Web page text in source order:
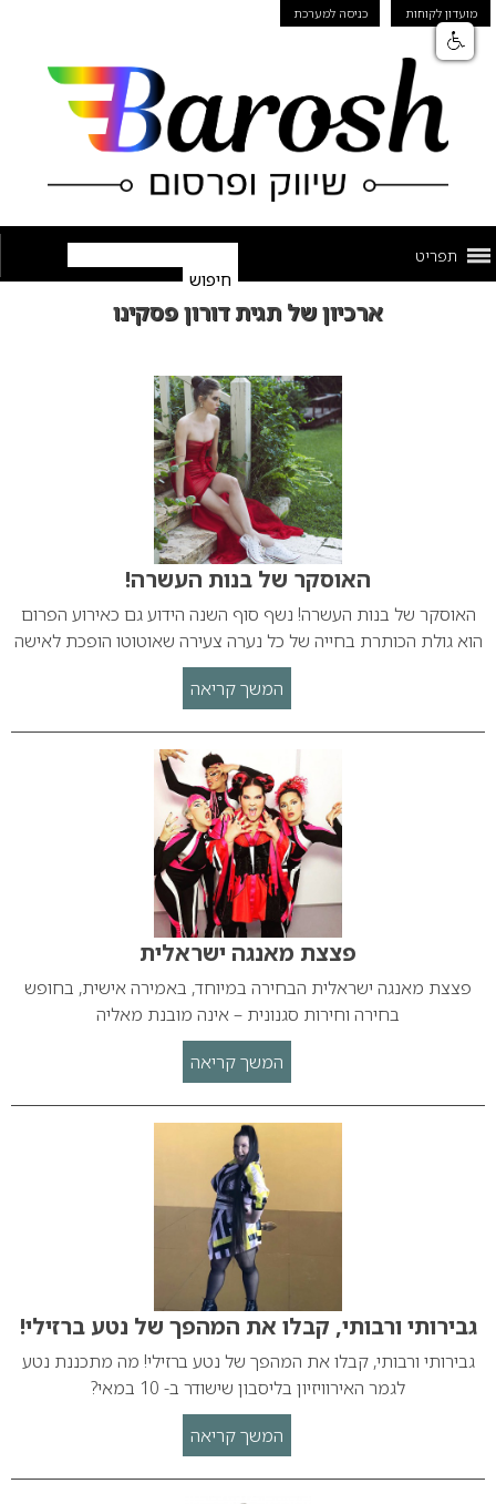
מועדון לקוחות כניסה למערכת
תפריט
ארכיון של תגית דורון פסקינו
האוסקר של בנות העשרה!
האוסקר של בנות העשרה! נשף סוף השנה הידוע גם כאירוע הפרום
הוא גולת הכותרת בחייה של כל נערה צעירה שאוטוטו הופכת לאישה
המשך קריאה
פצצת מאנגה ישראלית
פצצת מאנגה ישראלית הבחירה במיוחד, באמירה אישית, בחופש
בחירה וחירות סגנונית – אינה מובנת מאליה
המשך קריאה
גבירותי ורבותי, קבלו את המהפך של נטע ברזילי!
גבירותי ורבותי, קבלו את המהפך של נטע ברזילי! מה מתכננת נטע
לגמר האירוויזיון בליסבון שישודר ב- 10 במאי?
המשך קריאה